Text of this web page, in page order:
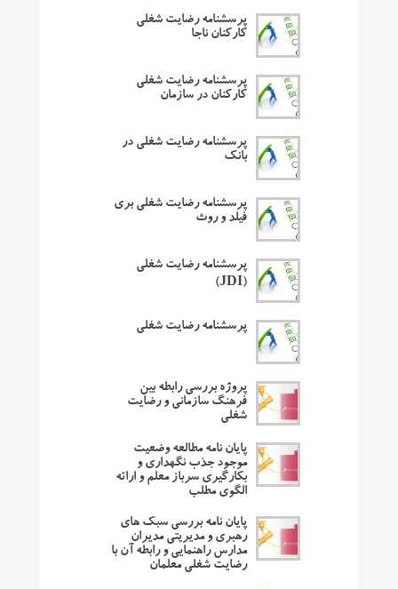
پرسشنامه رضایت شغلی
کارکنان ناجا
پرسشنامه رضایت شغلی
کارکنان در سازمان
پرسشنامه رضایت شغلی در
بانک
پرسشنامه رضایت شغلی بری
فیلد و روث
پرسشنامه رضایت شغلی
(JDI)
پرسشنامه رضایت شغلی
پروژه بررسی رابطه بین
فرهنگ سازمانی و رضایت
شغلی
پایان نامه مطالعه وضعیت
موجود جذب نگهداری و
بکارگیری سرباز معلم و ارائه
الگوی مطلب
پایان نامه بررسی سبک های
رهبری و مدیریتی مدیران
مدارس راهنمایی و رابطه آن با
رضایت شغلی معلمان